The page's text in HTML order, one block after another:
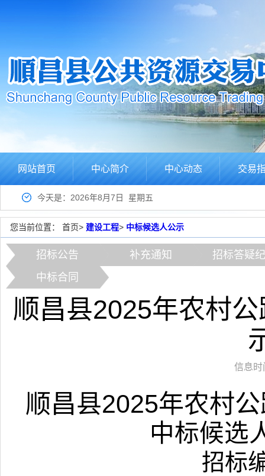
网站首页 中心简介 中心动态 交易
今天是：2026年8月7日 星期五
您当前位置： 首页> 建设工程> 中标候选人公示
招标公告 补充通知
招标答疑
中标合同
顺昌县2025年农村
信息时
顺昌县2025年农村
中标候选
招标